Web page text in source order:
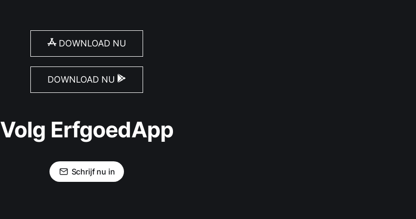
DOWNLOAD NU
DOWNLOAD NU
Volg ErfgoedApp
Schrijf nu in